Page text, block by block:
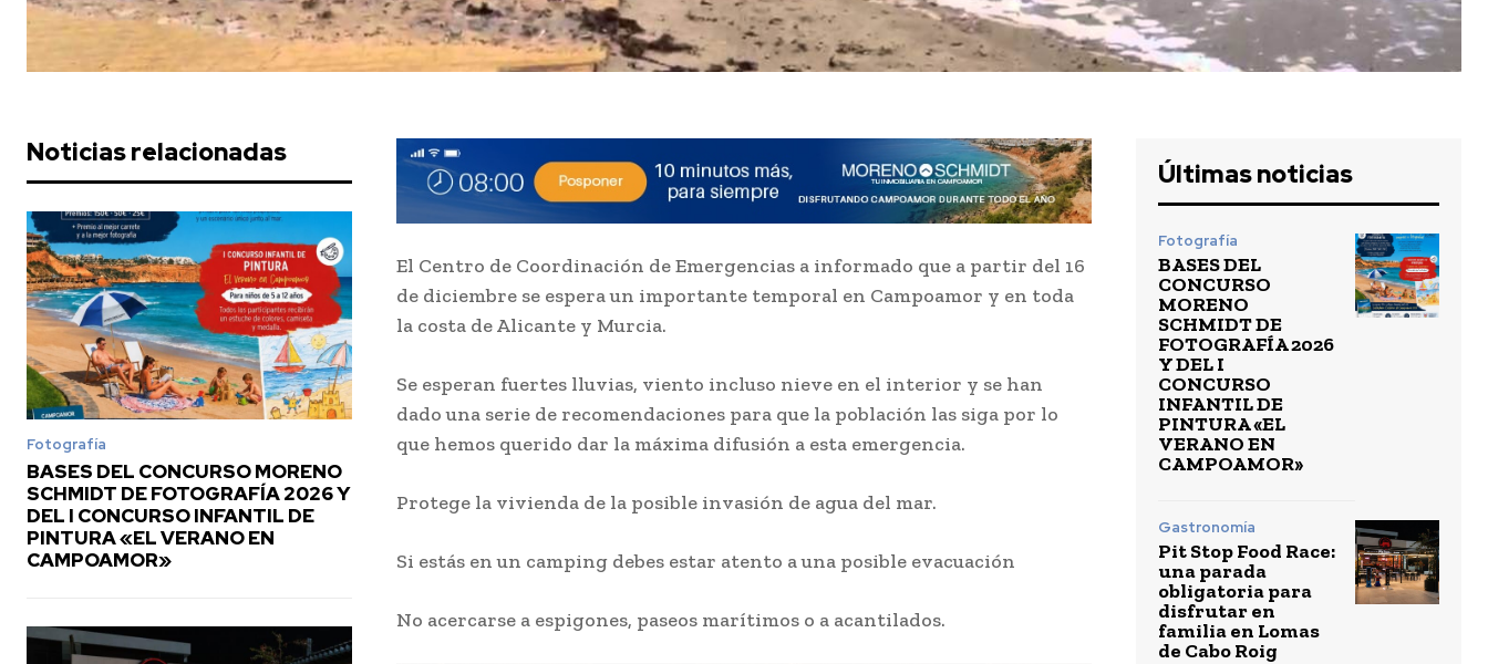
Noticias relacionadas
Fotografía
BASES DEL CONCURSO MORENO
SCHMIDT DE FOTOGRAFÍA 2026 Y
DEL I CONCURSO INFANTIL DE
PINTURA «EL VERANO EN
CAMPOAMOR»
El Centro de Coordinación de Emergencias a informado que a partir del 16
de diciembre se espera un importante temporal en Campoamor y en toda
la costa de Alicante y Murcia.
Se esperan fuertes lluvias, viento incluso nieve en el interior y se han
dado una serie de recomendaciones para que la población las siga por lo
que hemos querido dar la máxima difusión a esta emergencia.
Protege la vivienda de la posible invasión de agua del mar.
Si estás en un camping debes estar atento a una posible evacuación
No acercarse a espigones, paseos marítimos o a acantilados.
Últimas noticias
Fotografía
BASES DEL
CONCURSO
MORENO
SCHMIDT DE
FOTOGRAFÍA 2026
Y DEL I
CONCURSO
INFANTIL DE
PINTURA «EL
VERANO EN
CAMPOAMOR»
Gastronomía
Pit Stop Food Race:
una parada
obligatoria para
disfrutar en
familia en Lomas
de Cabo Roig